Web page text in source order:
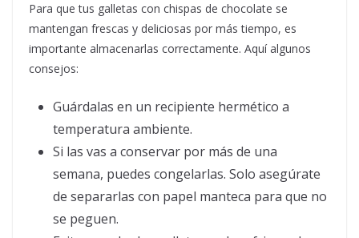
Para que tus galletas con chispas de chocolate se
mantengan frescas y deliciosas por más tiempo, es
importante almacenarlas correctamente. Aquí algunos
consejos:
Guárdalas en un recipiente hermético a
temperatura ambiente.
Si las vas a conservar por más de una
semana, puedes congelarlas. Solo asegúrate
de separarlas con papel manteca para que no
se peguen.